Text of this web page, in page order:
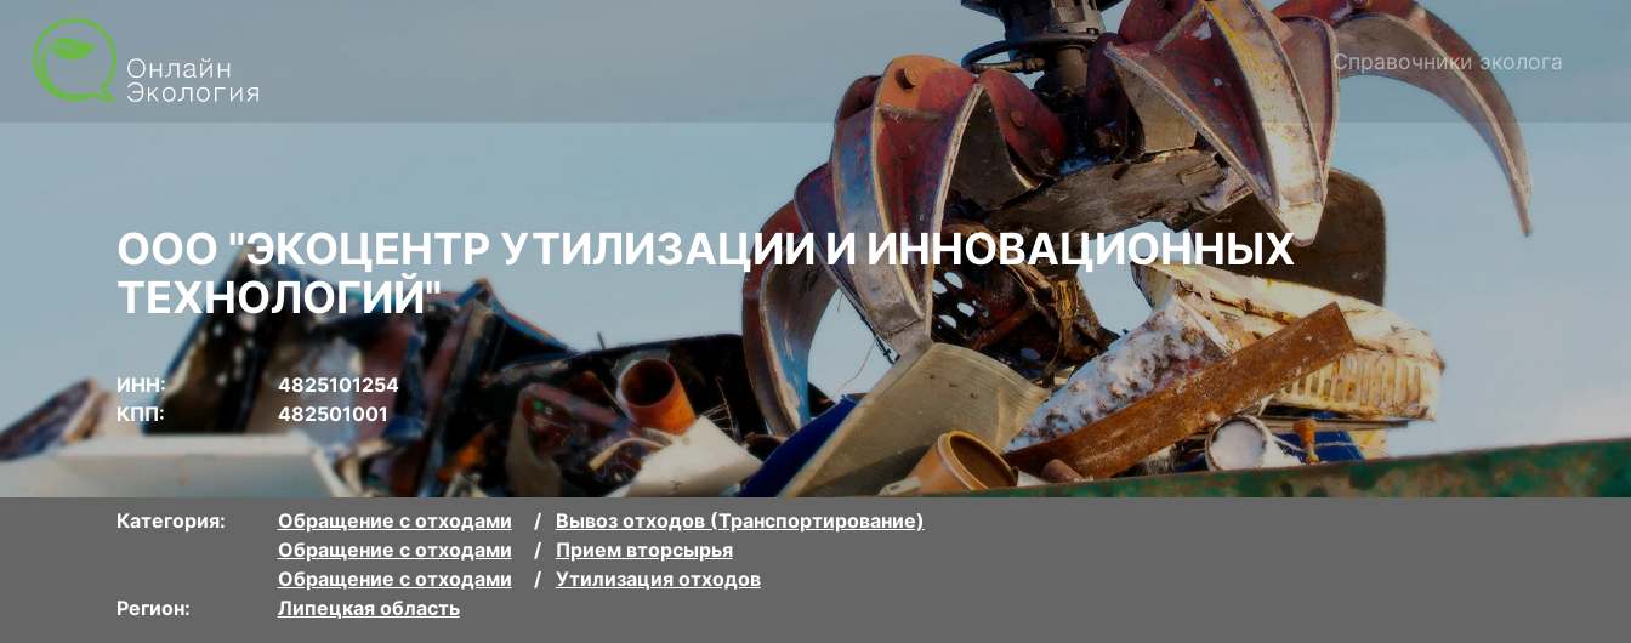
Справочники эколога
ООО "ЭКОЦЕНТР УТИЛИЗАЦИИ И ИННОВАЦИОННЫХ
ТЕХНОЛОГИЙ"
ИНН:
4825101254
КПП:
482501001
Категория: Обращение с отходами
Вывоз отходов (Транспортирование)
Обращение с отходами
Прием вторсырья
Обращение с отходами
Утилизация отходов
Регион:
Липецкая область